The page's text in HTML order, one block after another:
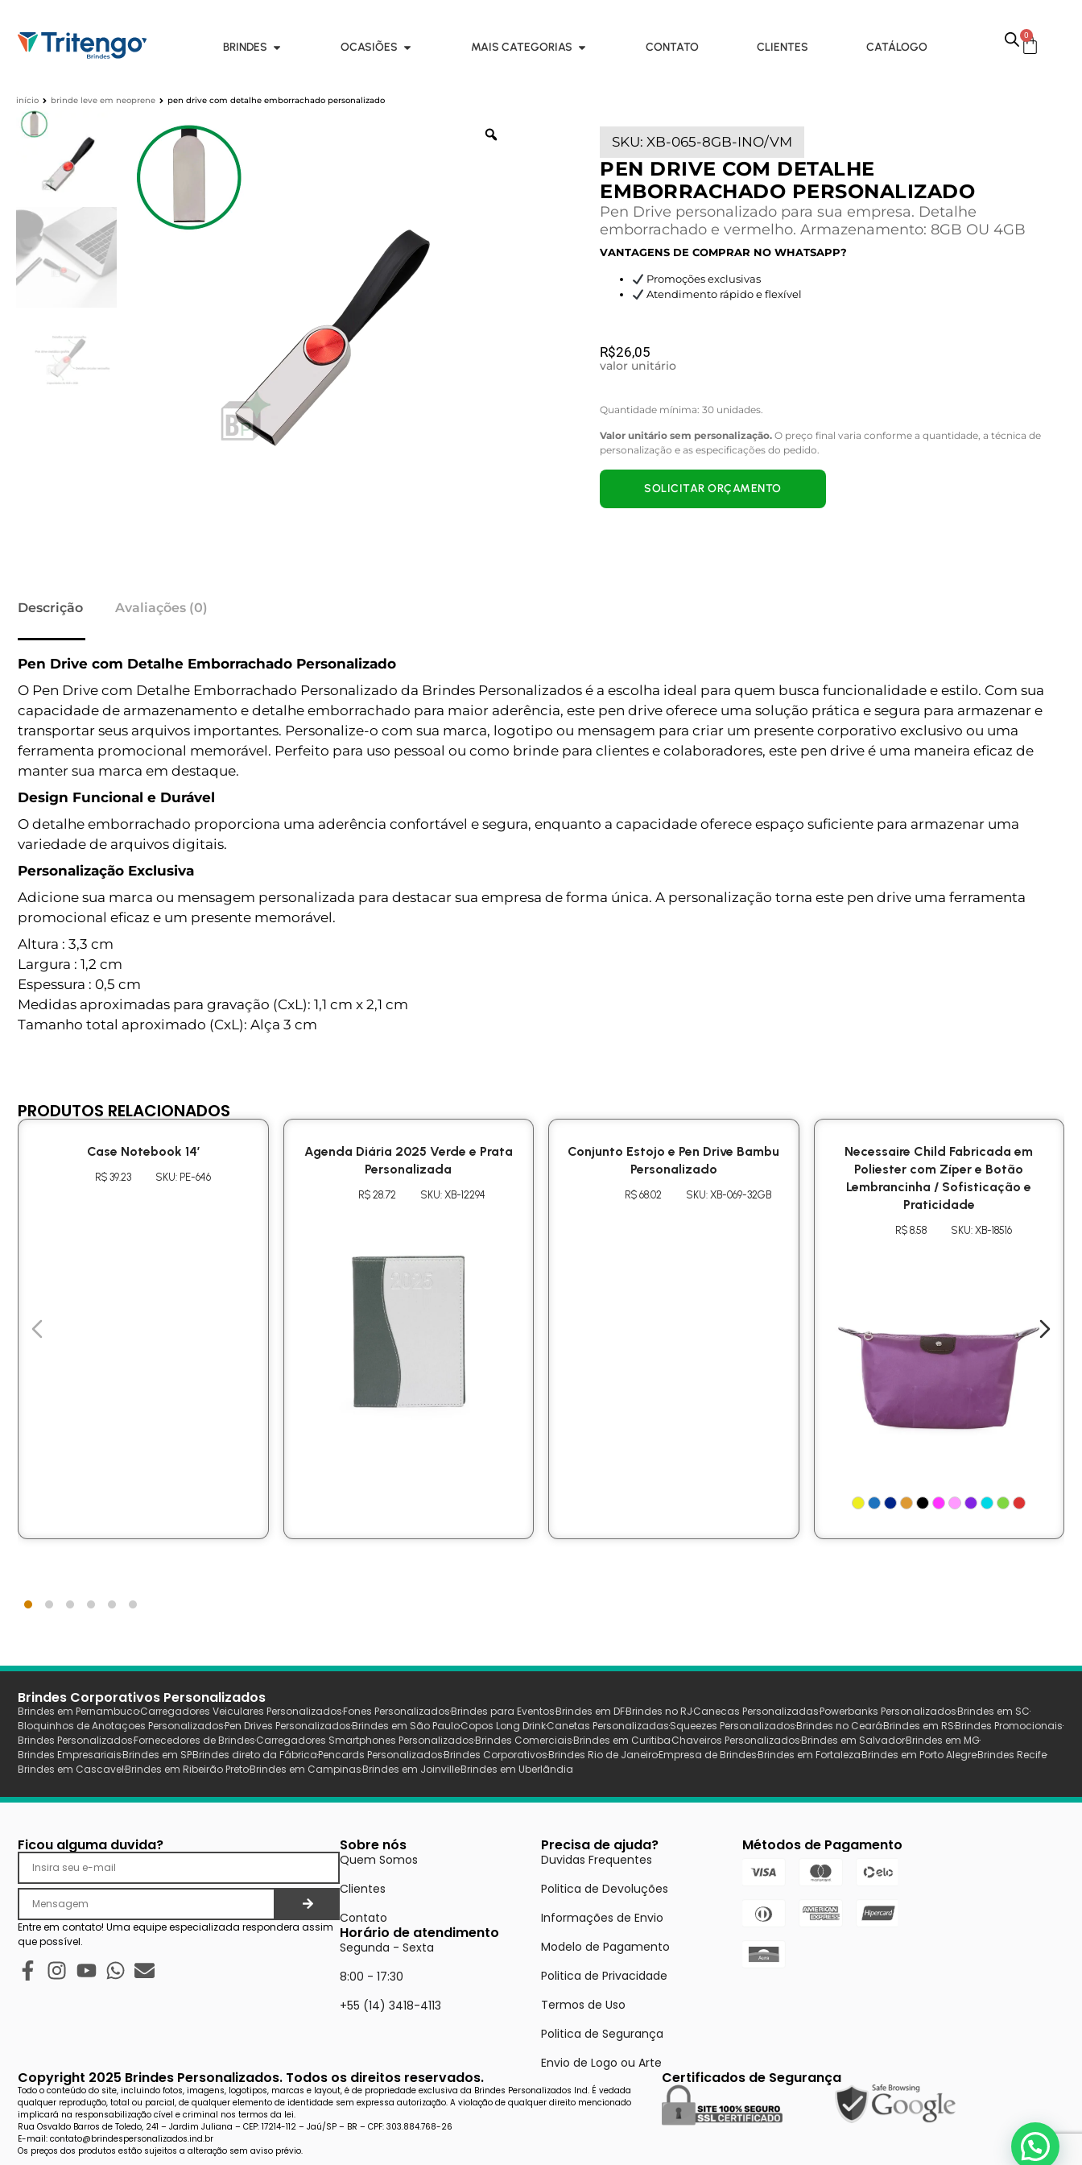
BRINDES OCASIÕES MAIS CATEGORIAS CONTATO CLIENTES CATÁLOGO
0
início brinde leve em neoprene pen drive com detalhe emborrachado personalizado
SKU: XB-065-8GB-INO/VM
PEN DRIVE COM DETALHE
EMBORRACHADO PERSONALIZADO
Pen Drive personalizado para sua empresa. Detalhe
emborrachado e vermelho. Armazenamento: 8GB OU 4GB
VANTAGENS DE COMPRAR NO WHATSAPP?
Promoções exclusivas
Atendimento rápido e flexível
R$26,05
valor unitário
Quantidade mínima: 30 unidades.
Valor unitário sem personalização. O preço final varia conforme a quantidade, a técnica de
personalização e as especificações do pedido.
SOLICITAR ORÇAMENTO
Descrição Avaliações (0)
Pen Drive com Detalhe Emborrachado Personalizado
O Pen Drive com Detalhe Emborrachado Personalizado da Brindes Personalizados é a escolha ideal para quem busca funcionalidade e estilo. Com sua
capacidade de armazenamento e detalhe emborrachado para maior aderência, este pen drive oferece uma solução prática e segura para armazenar e
transportar seus arquivos importantes. Personalize-o com sua marca, logotipo ou mensagem para criar um presente corporativo exclusivo ou uma
ferramenta promocional memorável. Perfeito para uso pessoal ou como brinde para clientes e colaboradores, este pen drive é uma maneira eficaz de
manter sua marca em destaque.
Design Funcional e Durável
O detalhe emborrachado proporciona uma aderência confortável e segura, enquanto a capacidade oferece espaço suficiente para armazenar uma
variedade de arquivos digitais.
Personalização Exclusiva
Adicione sua marca ou mensagem personalizada para destacar sua empresa de forma única. A personalização torna este pen drive uma ferramenta
promocional eficaz e um presente memorável.
Altura : 3,3 cm
Largura : 1,2 cm
Espessura : 0,5 cm
Medidas aproximadas para gravação (CxL): 1,1 cm x 2,1 cm
Tamanho total aproximado (CxL): Alça 3 cm
PRODUTOS RELACIONADOS
Case Notebook 14′
R$ 39.23 SKU: PE-646
Agenda Diária 2025 Verde e Prata
Personalizada
R$ 28.72 SKU: XB-12294
Conjunto Estojo e Pen Drive Bambu
Personalizado
R$ 68.02 SKU: XB-069-32GB
Necessaire Child Fabricada em
Poliester com Zíper e Botão
Lembrancinha / Sofisticação e
Praticidade
R$ 8.58 SKU: XB-18516
Brindes Corporativos Personalizados
Brindes em PernambucoCarregadores Veiculares PersonalizadosFones PersonalizadosBrindes para EventosBrindes em DFBrindes no RJCanecas PersonalizadasPowerbanks PersonalizadosBrindes em SC
Bloquinhos de Anotaçoes PersonalizadosPen Drives PersonalizadosBrindes em São PauloCopos Long DrinkCanetas PersonalizadasSqueezes PersonalizadosBrindes no CearáBrindes em RSBrindes Promocionais
Brindes PersonalizadosFornecedores de BrindesCarregadores Smartphones PersonalizadosBrindes ComerciaisBrindes em CuritibaChaveiros PersonalizadosBrindes em SalvadorBrindes em MG
Brindes EmpresariaisBrindes em SPBrindes direto da FábricaPencards PersonalizadosBrindes CorporativosBrindes Rio de JaneiroEmpresa de BrindesBrindes em FortalezaBrindes em Porto AlegreBrindes Recife
Brindes em CascavelBrindes em Ribeirão PretoBrindes em CampinasBrindes em JoinvilleBrindes em Uberlãndia
Ficou alguma duvida?
Entre em contato! Uma equipe especializada respondera assim
que possível.
Sobre nós
Quem Somos
Clientes
Contato
Horário de atendimento
Segunda - Sexta
8:00 - 17:30
+55 (14) 3418-4113
Precisa de ajuda?
Duvidas Frequentes
Politica de Devoluções
Informações de Envio
Modelo de Pagamento
Politica de Privacidade
Termos de Uso
Politica de Segurança
Envio de Logo ou Arte
Métodos de Pagamento
Copyright 2025 Brindes Personalizados. Todos os direitos reservados.
Todo o conteúdo do site, incluindo fotos, imagens, logotipos, marcas e layout, é de propriedade exclusiva da Brindes Personalizados Ind. É vedada
qualquer reprodução, total ou parcial, de qualquer elemento de identidade sem expressa autorização. A violação de qualquer direito mencionado
implicará na responsabilização cível e criminal nos termos da lei.
Rua Osvaldo Barros de Toledo, 241 – Jardim Juliana – CEP: 17214-112 – Jaú/SP – BR – CPF: 303.884.768-26
E-mail: contato@brindespersonalizados.ind.br
Os preços dos produtos estão sujeitos a alteração sem aviso prévio.
Certificados de Segurança